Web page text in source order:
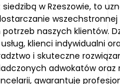
w Rzeszowie, to
wszechstronnej
naszych klientów.
klienci indywidualni
i skuteczne
adwokatów oraz
gwarantuje